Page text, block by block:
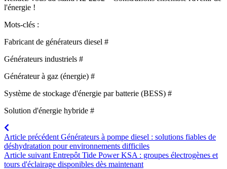
l'énergie !
Mots-clés :
Fabricant de générateurs diesel #
Générateurs industriels #
Générateur à gaz (énergie) #
Système de stockage d'énergie par batterie (BESS) #
Solution d'énergie hybride #
Article précédent Générateurs à pompe diesel : solutions fiables de
déshydratation pour environnements difficiles
Article suivant Entrepôt Tide Power KSA : groupes électrogènes et
tours d'éclairage disponibles dès maintenant